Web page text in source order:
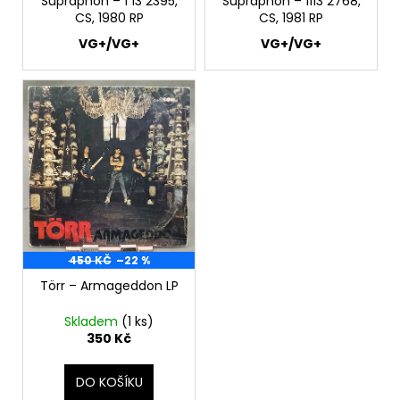
CS, 1980 RP
VG+/VG+
CS, 1981 RP
VG+/VG+
450 KČ –22 %
Törr – Armageddon LP
Skladem (1 ks)
350 Kč
DO KOŠÍKU